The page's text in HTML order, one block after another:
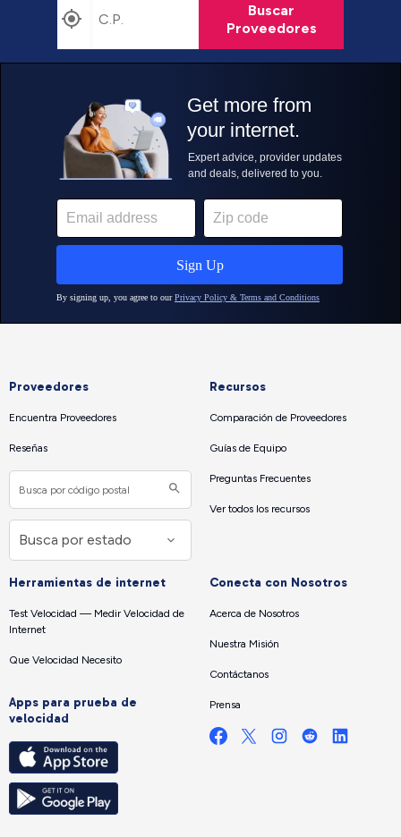
Buscar
Proveedores
Proveedores
Encuentra Proveedores
Reseñas
Recursos
Comparación de Proveedores
Guías de Equipo
Preguntas Frecuentes
Ver todos los recursos
Herramientas de internet
Test Velocidad — Medir Velocidad de
Internet
Que Velocidad Necesito
Apps para prueba de
velocidad
Conecta con Nosotros
Acerca de Nosotros
Nuestra Misión
Contáctanos
Prensa